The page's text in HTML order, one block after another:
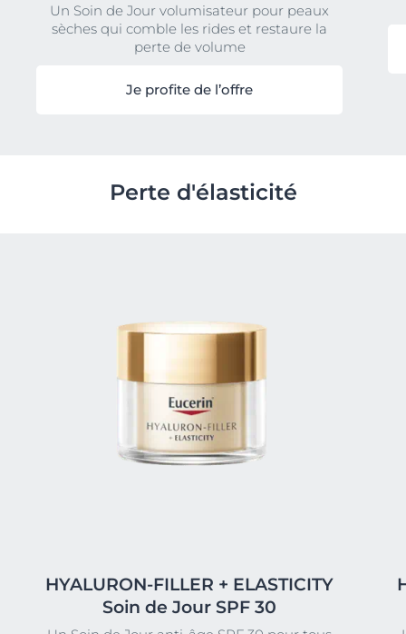
Un Soin de Jour volumisateur pour peaux
sèches qui comble les rides et restaure la
perte de volume
Je profite de l’offre
Perte d'élasticité
HYALURON-FILLER + ELASTICITY
Soin de Jour SPF 30